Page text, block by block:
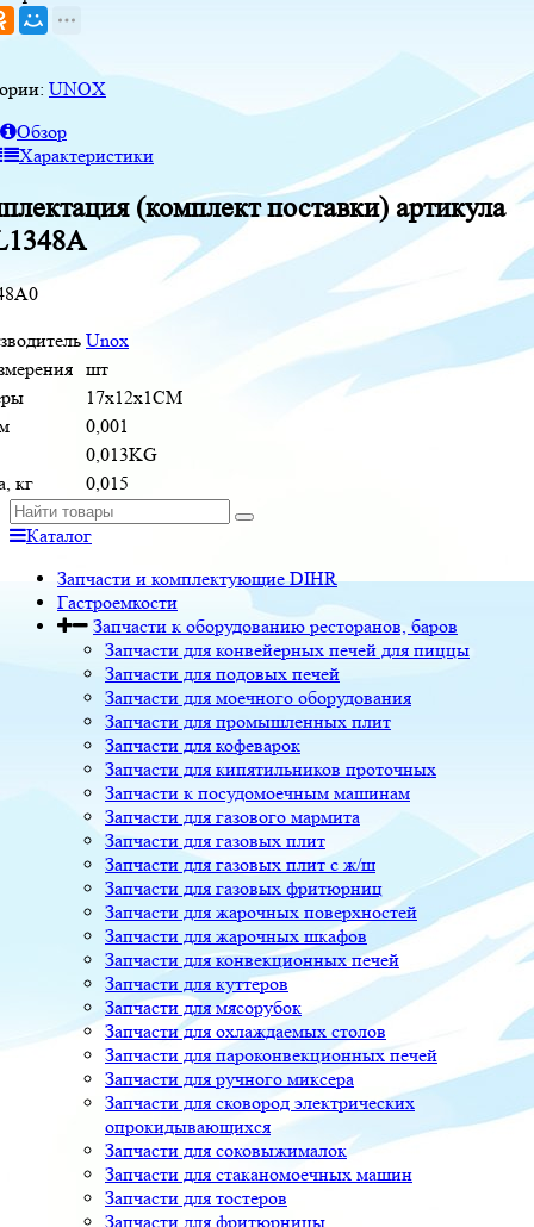
UNOX
Обзор
Характеристики
(комплект поставки) артикула
Unox
шт
17x12x1CM
0,001
0,013KG
кг
0,015
Каталог
Запчасти и комплектующие DIHR
Гастроемкости
Запчасти к оборудованию ресторанов, баров
Запчасти для конвейерных печей для пиццы
Запчасти для подовых печей
Запчасти для моечного оборудования
Запчасти для промышленных плит
Запчасти для кофеварок
Запчасти для кипятильников проточных
Запчасти к посудомоечным машинам
Запчасти для газового мармита
Запчасти для газовых плит
Запчасти для газовых плит с ж/ш
Запчасти для газовых фритюрниц
Запчасти для жарочных поверхностей
Запчасти для жарочных шкафов
Запчасти для конвекционных печей
Запчасти для куттеров
Запчасти для мясорубок
Запчасти для охлаждаемых столов
Запчасти для пароконвекционных печей
Запчасти для ручного миксера
Запчасти для сковород электрических
опрокидывающихся
Запчасти для соковыжималок
Запчасти для стаканомоечных машин
Запчасти для тостеров
Запчасти для фритюрницы